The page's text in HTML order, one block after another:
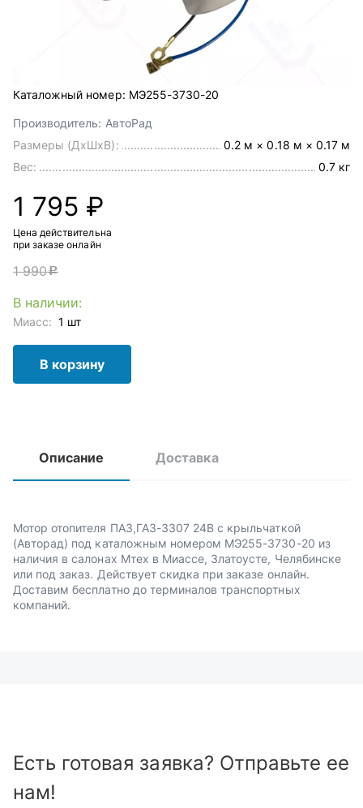
Каталожный номер: МЭ255-3730-20
Производитель: АвтоРад
Размеры (ДхШхВ):
0.2 м × 0.18 м × 0.17 м
Вес:
0.7 кг
1 795 ₽
Цена действительна
при заказе онлайн
1 990c
В наличии:
Миасс: 1 шт
В корзину
Описание Доставка
Мотор отопителя ПАЗ,ГАЗ-3307 24В с крыльчаткой
(Авторад) под каталожным номером МЭ255-3730-20 из
наличия в салонах Мтех в Миассе, Златоусте, Челябинске
или под заказ. Действует скидка при заказе онлайн.
Доставим бесплатно до терминалов транспортных
компаний.
Есть готовая заявка? Отправьте ее
нам!